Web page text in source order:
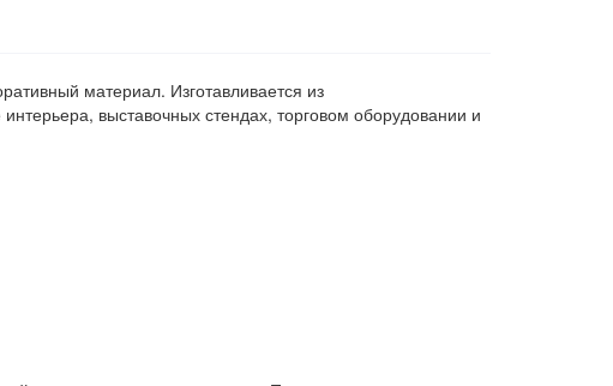
материал. Изготавливается из
выставочных стендах, торговом оборудовании и